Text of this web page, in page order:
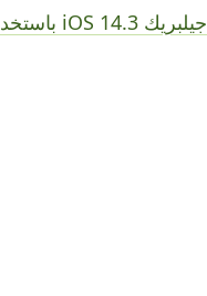
جيلبريك iOS 14.3 باستخدام شيكرين ، وإليك طريقة [الشرح التفصيلي